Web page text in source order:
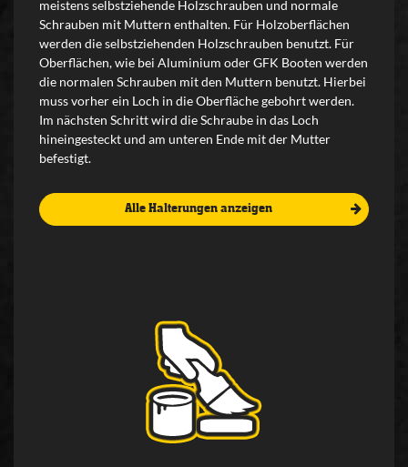
meistens selbstziehende Holzschrauben und normale
Schrauben mit Muttern enthalten. Für Holzoberflächen
werden die selbstziehenden Holzschrauben benutzt. Für
Oberflächen, wie bei Aluminium oder GFK Booten werden
die normalen Schrauben mit den Muttern benutzt. Hierbei
muss vorher ein Loch in die Oberfläche gebohrt werden.
Im nächsten Schritt wird die Schraube in das Loch
hineingesteckt und am unteren Ende mit der Mutter
befestigt.
Alle Halterungen anzeigen